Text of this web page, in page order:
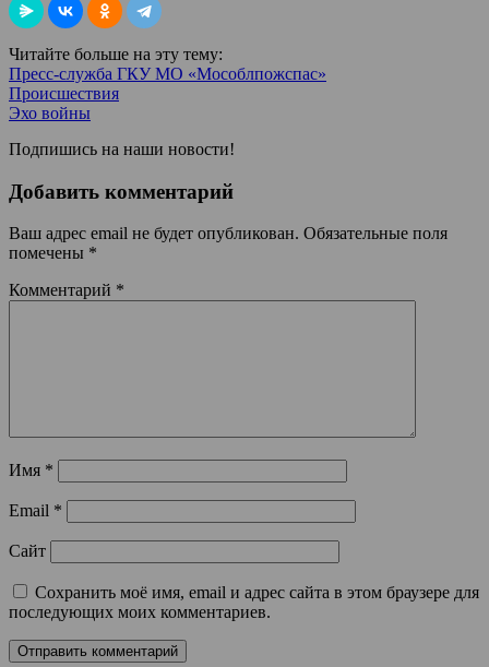
Читайте больше на эту тему:
Пресс-служба ГКУ МО «Мособлпожспас»
Происшествия
Эхо войны
Подпишись на наши новости!
Добавить комментарий
Ваш адрес email не будет опубликован. Обязательные поля
помечены *
Комментарий *
Имя *
Email *
Сайт
Сохранить моё имя, email и адрес сайта в этом браузере для
последующих моих комментариев.